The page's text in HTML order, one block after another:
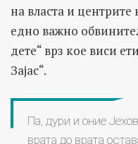
на власта и
едно важно
дете“ врз кое виси
Зајас“.
Па, дури и оние
врата до врата